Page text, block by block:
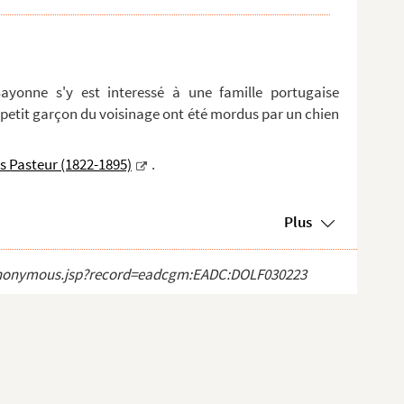
s'y est interessé à une famille portugaise
garçon du voisinage ont été mordus par un chien
Pasteur (1822-1895)
.
Plus